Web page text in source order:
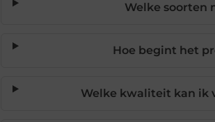
Welke soorten
Hoe begint het
Welke kwaliteit kan ik